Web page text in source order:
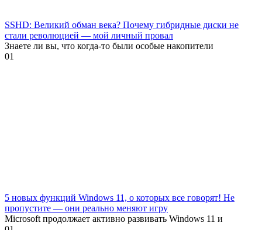
SSHD: Великий обман века? Почему гибридные диски не
стали революцией — мой личный провал
Знаете ли вы, что когда-то были особые накопители
01
5 новых функций Windows 11, о которых все говорят! Не
пропустите — они реально меняют игру
Microsoft продолжает активно развивать Windows 11 и